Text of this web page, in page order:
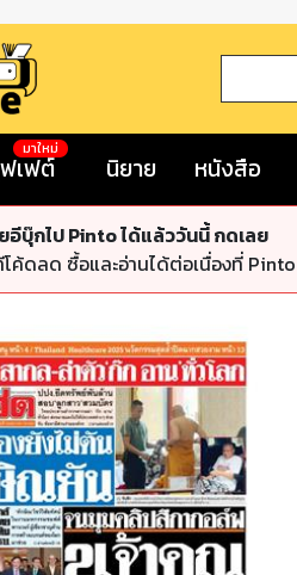
เฟต์
มาใหม่
นิยาย หนังสือ
อีบุ๊กไป Pinto ได้แล้ววันนี้ กดเลย
ค้ดลด ซื้อและอ่านได้ต่อเนื่องที่ Pinto